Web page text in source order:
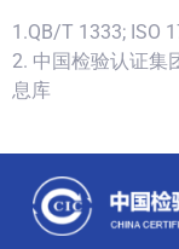
1.QB/T 1333; ISO
2. 中国检验认证集
息库